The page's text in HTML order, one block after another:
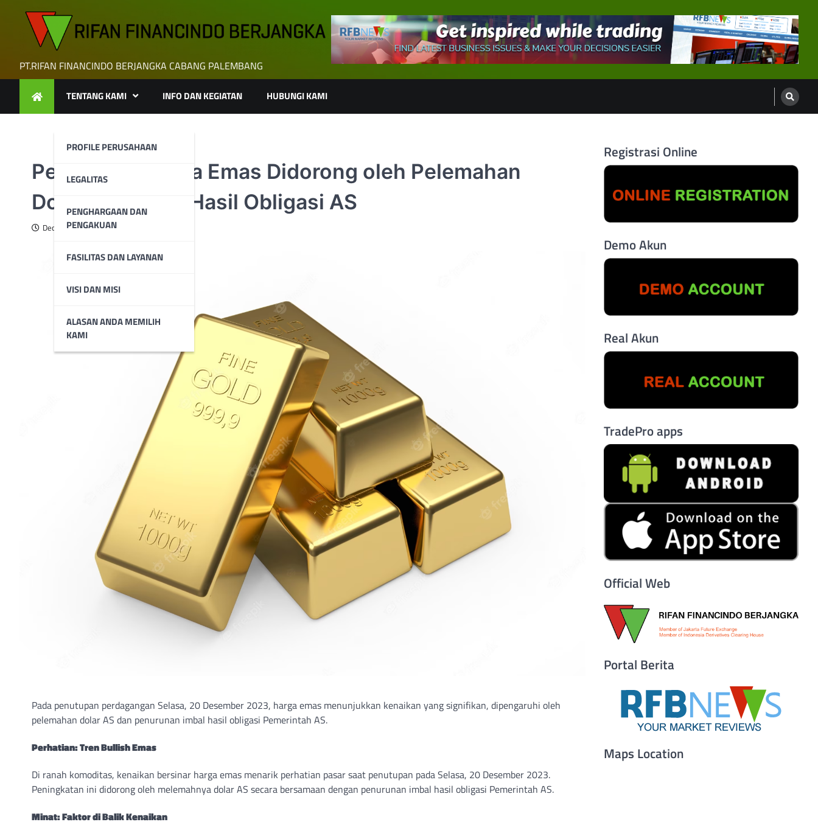
PT.RIFAN FINANCINDO BERJANGKA CABANG PALEMBANG
TENTANG KAMI
PROFILE PERUSAHAAN
LEGALITAS
PENGHARGAAN DAN
PENGAKUAN
FASILITAS DAN LAYANAN
VISI DAN MISI
ALASAN ANDA MEMILIH
KAMI
INFO DAN KEGIATAN HUBUNGI KAMI
Penguatan Harga Emas Didorong oleh Pelemahan
Dolar dan Imbal Hasil Obligasi AS
December 20, 2023
Pada penutupan perdagangan Selasa, 20 Desember 2023, harga emas menunjukkan kenaikan yang signifikan, dipengaruhi oleh
pelemahan dolar AS dan penurunan imbal hasil obligasi Pemerintah AS.
Perhatian: Tren Bullish Emas
Di ranah komoditas, kenaikan bersinar harga emas menarik perhatian pasar saat penutupan pada Selasa, 20 Desember 2023.
Peningkatan ini didorong oleh melemahnya dolar AS secara bersamaan dengan penurunan imbal hasil obligasi Pemerintah AS.
Minat: Faktor di Balik Kenaikan
Registrasi Online
Demo Akun
Real Akun
TradePro apps
Official Web
Portal Berita
Maps Location